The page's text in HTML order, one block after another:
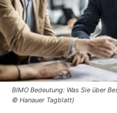
BIMO Bedeutung: Was Sie über
© Hanauer Tagblatt)